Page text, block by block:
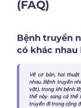
(FAQ)
Bệnh truyền
có khác nhau
Về cơ bản, hai
nhau. Bệnh truyền
vật), trong khi bệnh
thể này sang cá thể
truyền đi trong cộng